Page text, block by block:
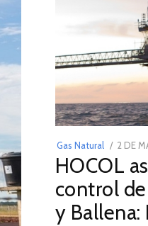
Gas Natural
ON
2 DE
HOCOL
control
y Ballena: